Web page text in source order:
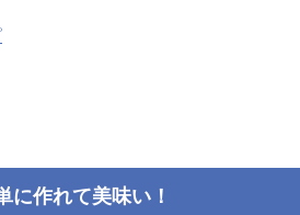
に作れて美味い！